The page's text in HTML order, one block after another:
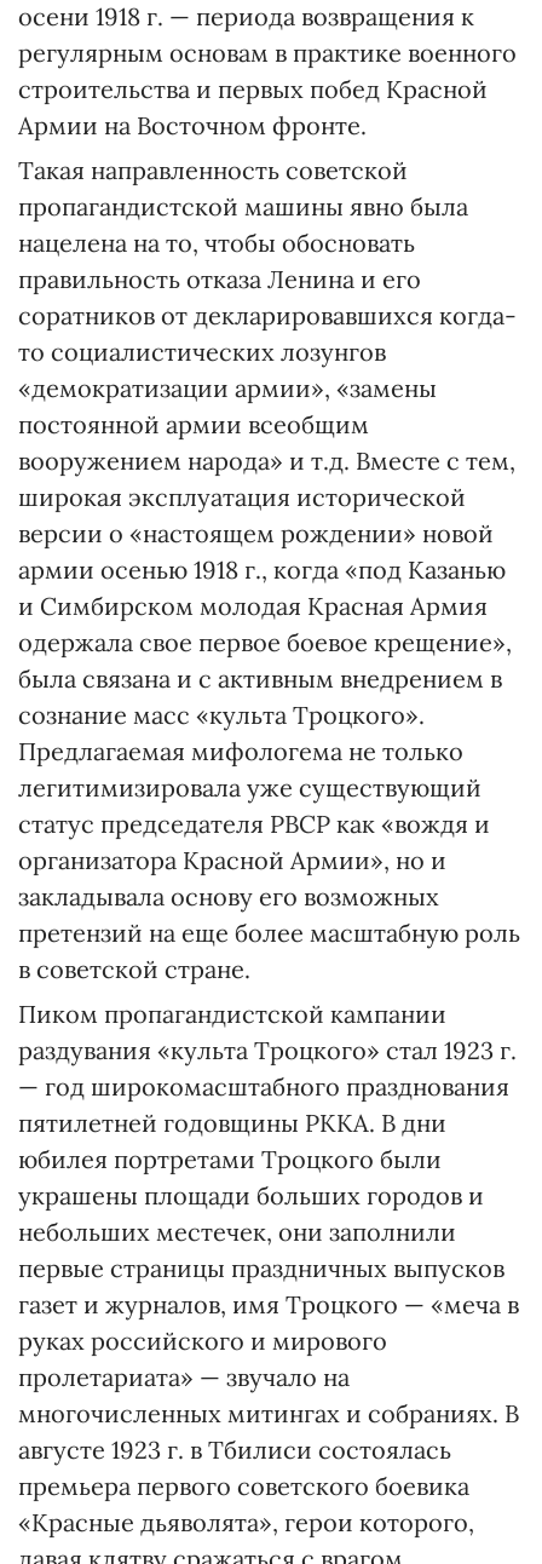
осени 1918 г. — периода возвращения к
регулярным основам в практике военного
строительства и первых побед Красной
Армии на Восточном фронте.
Такая направленность советской
пропагандистской машины явно была
нацелена на то, чтобы обосновать
правильность отказа Ленина и его
соратников от декларировавшихся когда-
то социалистических лозунгов
«демократизации армии», «замены
постоянной армии всеобщим
вооружением народа» и т.д. Вместе с тем,
широкая эксплуатация исторической
версии о «настоящем рождении» новой
армии осенью 1918 г., когда «под Казанью
и Симбирском молодая Красная Армия
одержала свое первое боевое крещение»,
была связана и с активным внедрением в
сознание масс «культа Троцкого».
Предлагаемая мифологема не только
легитимизировала уже существующий
статус председателя РВСР как «вождя и
организатора Красной Армии», но и
закладывала основу его возможных
претензий на еще более масштабную роль
в советской стране.
Пиком пропагандистской кампании
раздувания «культа Троцкого» стал 1923 г.
— год широкомасштабного празднования
пятилетней годовщины РККА. В дни
юбилея портретами Троцкого были
украшены площади больших городов и
небольших местечек, они заполнили
первые страницы праздничных выпусков
газет и журналов, имя Троцкого — «меча в
руках российского и мирового
пролетариата» — звучало на
многочисленных митингах и собраниях. В
августе 1923 г. в Тбилиси состоялась
премьера первого советского боевика
«Красные дьяволята», герои которого,